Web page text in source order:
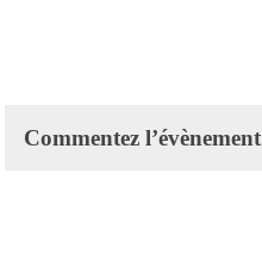
Commentez l’évènement